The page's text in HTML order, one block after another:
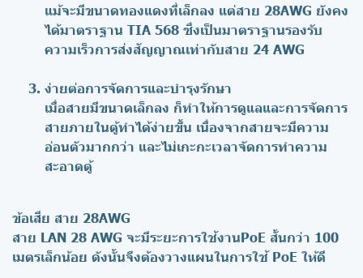
แม้จะมีขนาดทองแดงที่เล็กลง แต่สาย 28AWG ยังคง
ได้มาตราฐาน TIA 568 ซึ่งเป็นมาตราฐานรองรับ
ความเร็วการส่งสัญญาณเท่ากับสาย 24 AWG
ง่ายต่อการจัดการและบำรุงรักษา
เมื่อสายมีขนาดเล็กลง ก็ทำให้การดูแลและการจัดการ
สายภายในตู้ทำได้ง่ายขึ้น เนื่องจากสายจะมีความ
อ่อนตัวมากกว่า และไม่เกะกะเวลาจัดการทำความ
สะอาดตู้
ข้อเสีย สาย 28AWG
สาย LAN 28 AWG จะมีระยะการใช้งานPoE สั้นกว่า 100
เมตรเล็กน้อย ดังนั้นจึงต้องวางแผนในการใช้ PoE ให้ดี